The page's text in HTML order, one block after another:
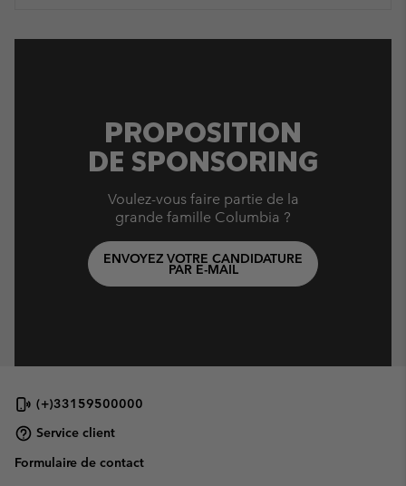
PROPOSITION
DE SPONSORING
Voulez-vous faire partie de la
grande famille Columbia ?
ENVOYEZ VOTRE CANDIDATURE
PAR E-MAIL
(+)33159500000
Service client
Formulaire de contact